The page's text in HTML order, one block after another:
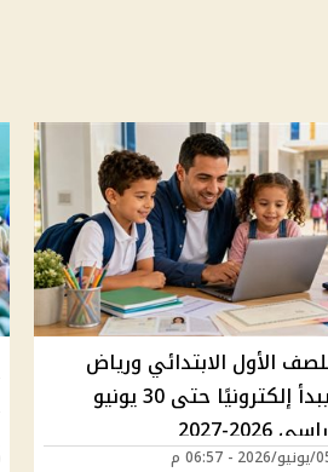
الأول الابتدائي ورياض
الأطفال يبدأ إلكترونيًا حتى 30 يونيو
2027